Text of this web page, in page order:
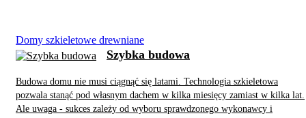
Domy szkieletowe drewniane
Budowa domu nie musi ciągnąć się latami. Technologia szkieletowa
pozwala stanąć pod własnym dachem w kilka miesięcy zamiast w kilka lat.
Ale uwaga - sukces zależy od wyboru sprawdzonego wykonawcy i
Szybka budowa